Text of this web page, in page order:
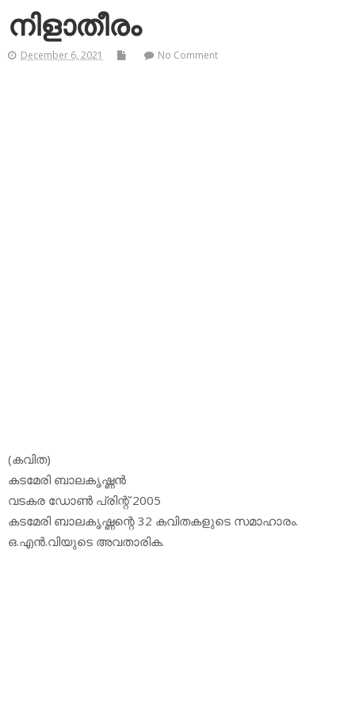
നിളാതീരം
December 6, 2021 No Comment
(കവിത)
കടമേരി ബാലകൃഷ്ണന്‍
വടകര ഡോണ്‍ പ്രിന്റ് 2005
കടമേരി ബാലകൃഷ്ണന്റെ 32 കവിതകളുടെ സമാഹാരം.
ഒ.എന്‍.വിയുടെ അവതാരിക.